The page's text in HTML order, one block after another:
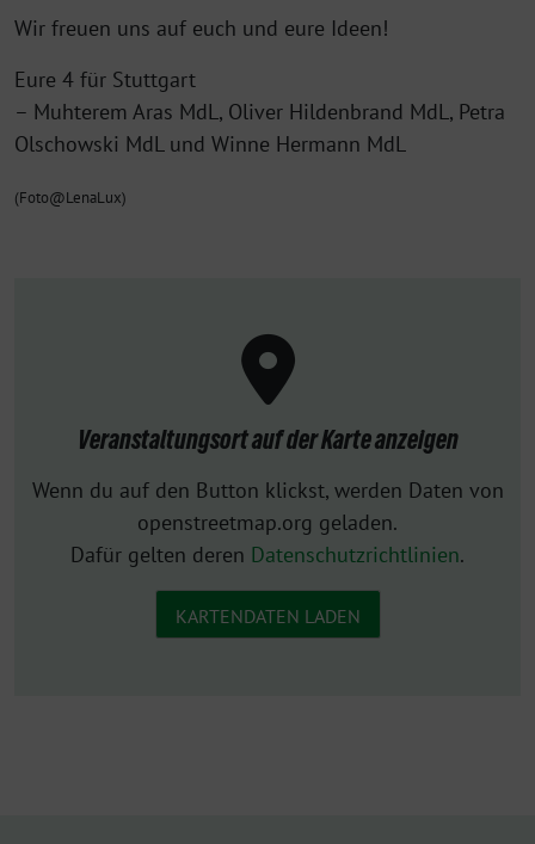
Wir freuen uns auf euch und eure Ideen!
Eure 4 für Stuttgart
– Muhterem Aras MdL, Oliver Hildenbrand MdL, Petra
Olschowski MdL und Winne Hermann MdL
(Foto@LenaLux)
Veranstaltungsort auf der Karte anzeigen
Wenn du auf den Button klickst, werden Daten von
openstreetmap.org geladen.
Dafür gelten deren Datenschutzrichtlinien.
KARTENDATEN LADEN